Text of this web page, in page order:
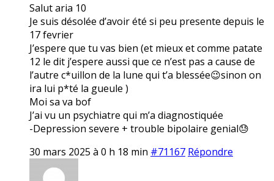
Salut aria 10
Je suis désolée d’avoir été si peu presente depuis le
17 fevrier
J’espere que tu vas bien (et mieux et comme patate
12 le dit j’espere aussi que ce n’est pas a cause de
l’autre c*uillon de la lune qui t’a blessée😉sinon on
ira lui p*té la gueule )
Moi sa va bof
J’ai vu un psychiatre qui m’a diagnostiquée
-Depression severe + trouble bipolaire genial😓
30 mars 2025 à 0 h 18 min #71167 Répondre